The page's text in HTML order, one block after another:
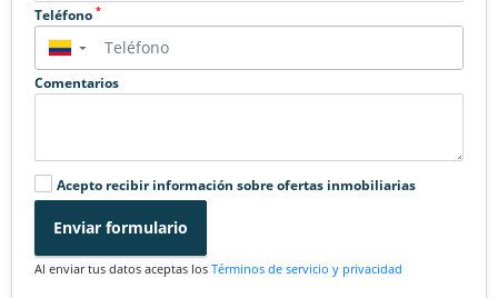
Teléfono *
▼
Comentarios
Acepto recibir información sobre ofertas inmobiliarias
Enviar formulario
Al enviar tus datos aceptas los Términos de servicio y privacidad